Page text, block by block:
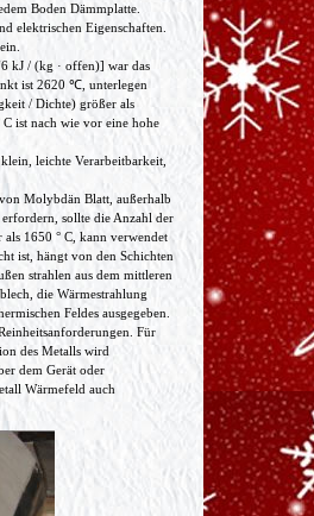
Boden Dämmplatte.
elektrischen Eigenschaften.
kJ / (kg · offen)] war das
ist 2620 ℃, unterlegen
/ Dichte) größer als
ist nach wie vor eine hohe
leichte Verarbeitbarkeit,
Molybdän Blatt, außerhalb
erfordern, sollte die Anzahl der
1650 ° C, kann verwendet
ist, hängt von den Schichten
strahlen aus dem mittleren
die Wärmestrahlung
Feldes ausgegeben.
Für
des Metalls wird
dem Gerät oder
Wärmefeld auch